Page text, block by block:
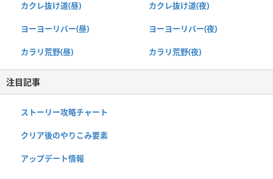
カクレ抜け道(昼) カクレ抜け道(夜)
ヨーヨーリバー(昼) ヨーヨーリバー(夜)
カラリ荒野(昼) カラリ荒野(夜)
注目記事
ストーリー攻略チャート
クリア後のやりこみ要素
アップデート情報